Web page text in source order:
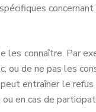
connaître. Par
de ne pas les
entraîner le
en cas de